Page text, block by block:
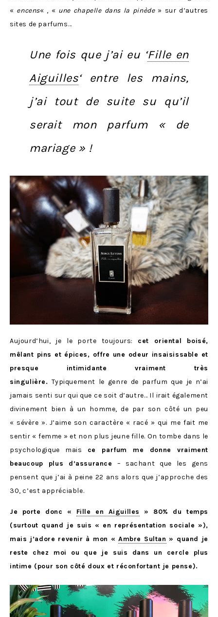
« encens« , « une chapelle dans la pinède» sur d’autres
sites de parfums…
Une fois que j’ai eu ‘Fille en
Aiguilles‘entre les mains,
j’ai tout de suite su qu’il
serait mon parfum « de
mariage » !
Aujourd’hui, je le porte toujours: cet oriental boisé,
mêlant pins et épices, offre une odeur insaisissable et
presque intimidante vraiment très
singulière.Typiquement le genre de parfum que je n’ai
jamais senti sur qui que ce soit d’autre… Il irait également
divinement bien à un homme, de par son côté un peu
« sévère ». J’aime son caractère « racé » qui me fait me
sentir « femme » et non plus jeune fille. On tombe dans le
psychologique mais ce parfum me donne vraiment
beaucoup plus d’assurance – sachant que les gens
pensent que j’ai à peine 22 ans alors que j’approche des
30, c’est appréciable.
Je porte donc « Fille en Aiguilles
» 80% du temps
(surtout quand je suis « en représentation sociale »),
mais j’adore revenir à mon «Ambre Sultan » quand je
reste chez moi ou que je suis dans un cercle plus
intime (pour son côté doux et réconfortant je pense).